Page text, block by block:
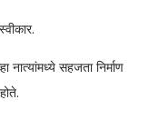
नात्यांमध्ये सहजता निर्माण